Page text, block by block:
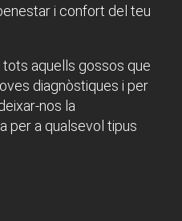
i confort del teu
tots aquells gossos que
diagnòstiques i per
nos la
per a qualsevol tipus